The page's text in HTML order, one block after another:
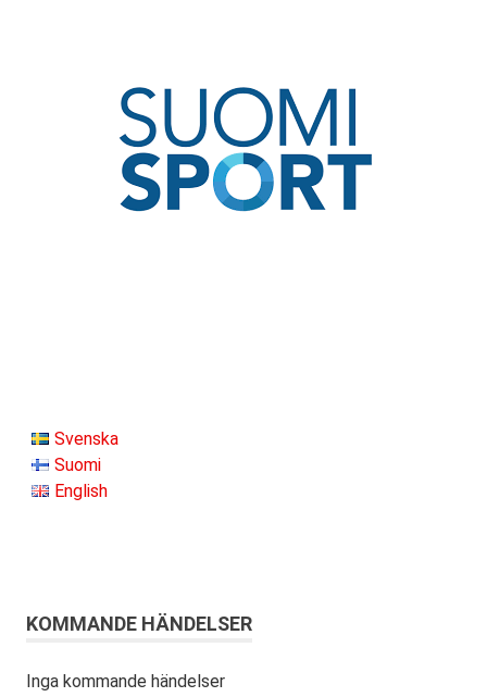
Svenska
Suomi
English
KOMMANDE HÄNDELSER
Inga kommande händelser